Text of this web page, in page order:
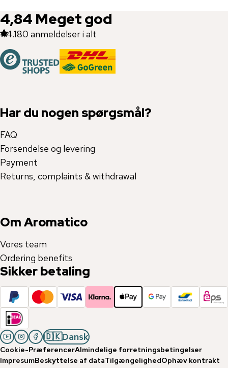
4,84 Meget god
44.180 anmeldelser i alt
Har du nogen spørgsmål?
FAQ
Forsendelse og levering
Payment
Returns, complaints & withdrawal
Om Aromatico
Vores team
Ordering benefits
Sikker betaling
🇩🇰Dansk
Cookie-PræferencerAlmindelige forretningsbetingelser
ImpresumBeskyttelse af dataTilgængelighedOphæv kontrakt